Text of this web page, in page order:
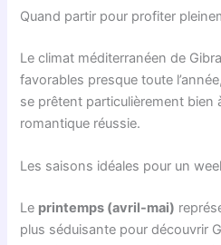
Quand partir pour profiter
Le climat méditerranéen de
favorables presque toute
se prêtent particulièrement bien
romantique réussie.
Les saisons idéales pour un
Le printemps (avril-mai)
plus séduisante pour découvrir